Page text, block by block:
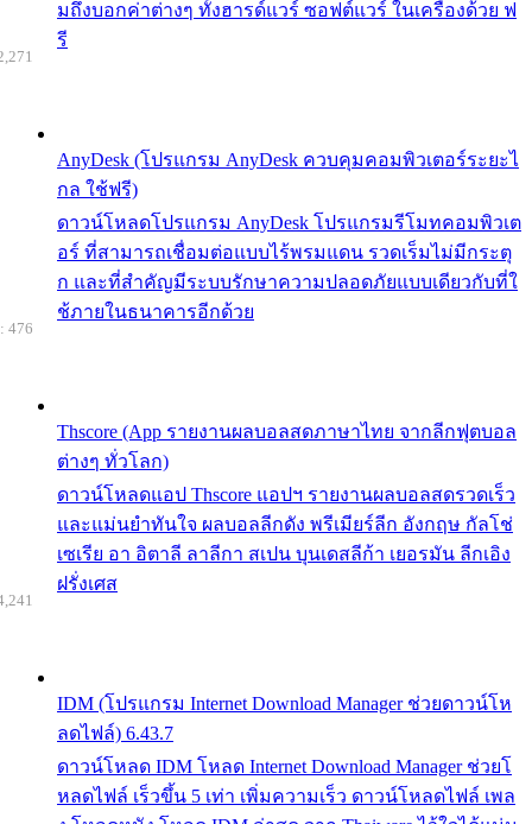
มถึงบอกค่าต่างๆ ทั้งฮารด์แวร์ ซอฟต์แวร์ ในเครื่องด้วย ฟ
รี
AnyDesk (โปรแกรม AnyDesk ควบคุมคอมพิวเตอร์ระยะไ
กล ใช้ฟรี)
ดาวน์โหลดโปรแกรม AnyDesk โปรแกรมรีโมทคอมพิวเต
อร์ ที่สามารถเชื่อมต่อแบบไร้พรมแดน รวดเร็มไม่มีกระตุ
ก และที่สำคัญมีระบบรักษาความปลอดภัยแบบเดียวกับที่ใ
ช้ภายในธนาคารอีกด้วย
Thscore (App รายงานผลบอลสดภาษาไทย จากลีกฟุตบอล
ต่างๆ ทั่วโลก)
ดาวน์โหลดแอป Thscore แอปฯ รายงานผลบอลสดรวดเร็ว
และแม่นยำทันใจ ผลบอลลีกดัง พรีเมียร์ลีก อังกฤษ กัลโช่
เซเรีย อา อิตาลี ลาลีกา สเปน บุนเดสลีก้า เยอรมัน ลีกเอิง
ฝรั่งเศส
476
IDM (โปรแกรม Internet Download Manager ช่วยดาวน์โห
ลดไฟล์) 6.43.7
ดาวน์โหลด IDM โหลด Internet Download Manager ช่วยโ
หลดไฟล์ เร็วขึ้น 5 เท่า เพิ่มความเร็ว ดาวน์โหลดไฟล์ เพล